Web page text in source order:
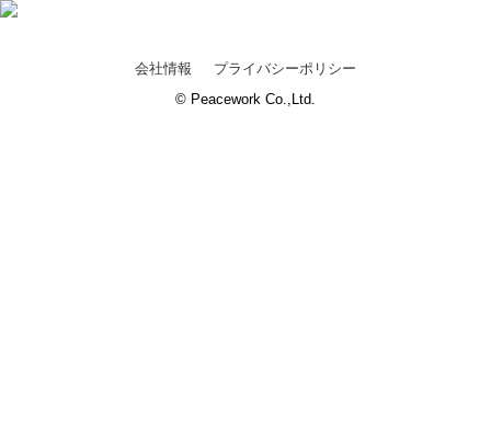
会社情報
プライバシーポリシー
© Peacework Co.,Ltd.